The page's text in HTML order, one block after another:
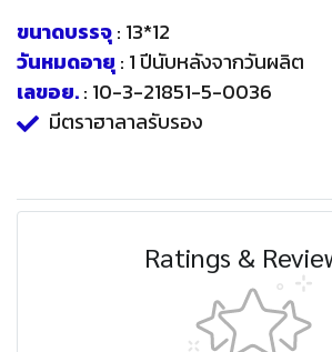
ขนาดบรรจุ: 13*12
วันหมดอายุ: 1 ปีนับหลังจากวันผลิต
เลขอย.: 10-3-21851-5-0036
มีตราฮาลาลรับรอง
Ratings &